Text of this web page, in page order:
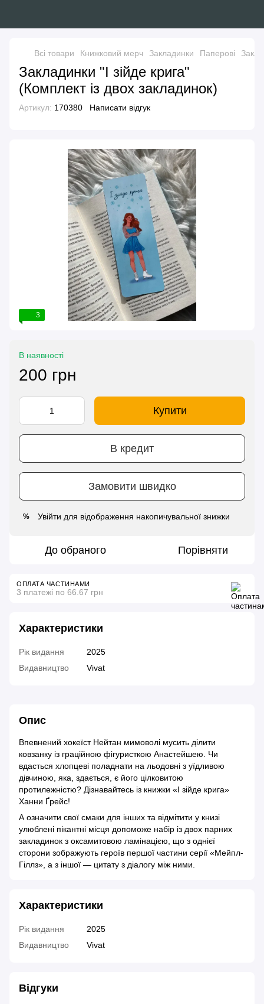
Всі товари Книжковий мерч Закладинки Паперові
Закладинки "І зійде крига"
(Комплект із двох закладинок)
Артикул: 170380 Написати відгук
3
В наявності
200 грн
Купити
В кредит
Замовити швидко
% Увійти для відображення накопичувальної знижки
До обраного Порівняти
ОПЛАТА ЧАСТИНАМИ
3 платежі по 66.67 грн
Характеристики
Рік видання
2025
Видавництво
Vivat
Опис
Впевнений хокеїст Нейтан мимоволі мусить ділити
ковзанку із граційною фігуристкою Анастейшею. Чи
вдасться хлопцеві поладнати на льодовні з уїдливою
дівчиною, яка, здається, є його цілковитою
протилежністю? Дізнавайтесь із книжки «І зійде крига»
Ханни Ґрейс!
А означити свої смаки для інших та відмітити у книзі
улюблені пікантні місця допоможе набір із двох парних
закладинок з оксамитовою ламінацією, що з однієї
сторони зображують героїв першої частини серії «Мейпл-
Гіллз», а з іншої — цитату з діалогу між ними.
Характеристики
Рік видання
2025
Видавництво
Vivat
Відгуки